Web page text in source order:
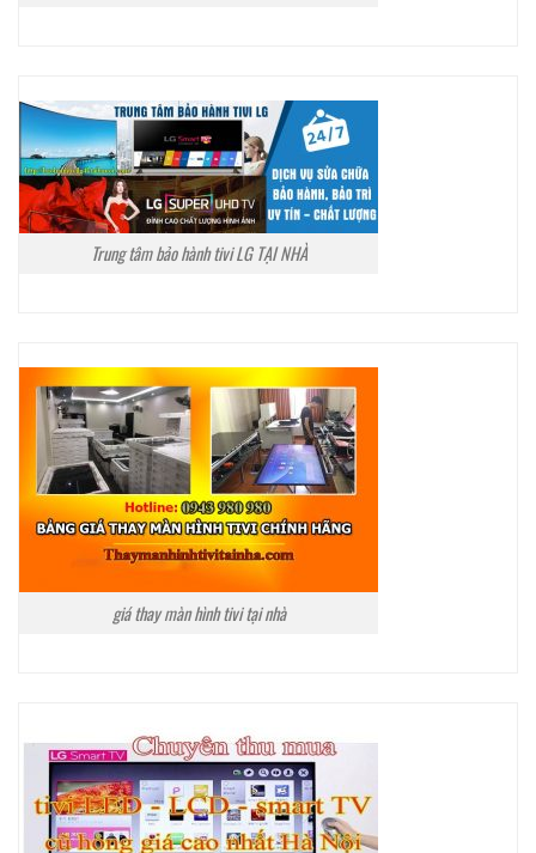
Trung tâm bảo hành tivi LG TẠI NHÀ
giá thay màn hình tivi tại nhà